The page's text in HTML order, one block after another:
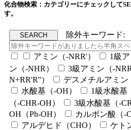
化合物検索：カテゴリーにチェックして
す。
除外キーワード:
アミン（-NRR'） 1級
ン（-NHR）
3級アミン（-
N+RR'R''）
デスメチルアミン
水酸基（-OH）
1級水酸基
（-CHR-OH）
3級水酸基（-
OH（Ph-OH）
カルボン酸（-
アルデヒド（CHO）
ケト